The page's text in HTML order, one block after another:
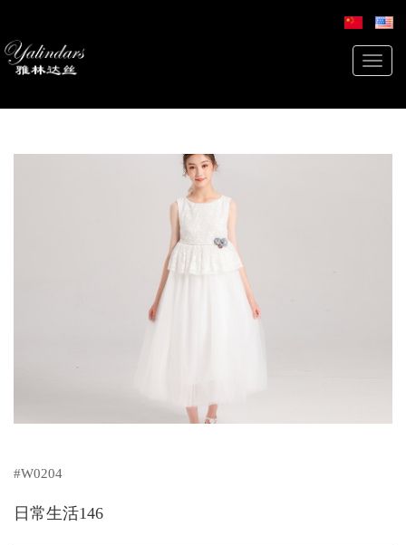
#W0204
日常生活146